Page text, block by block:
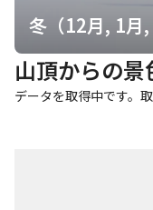
冬（12月, 1月,
山頂からの景
データを取得中です。